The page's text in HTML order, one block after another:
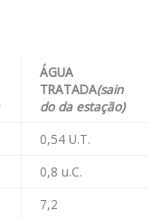
ÁGUA
TRATADA(sain
do da estação)
0,54 U.T.
0,8 u.C.
7,2